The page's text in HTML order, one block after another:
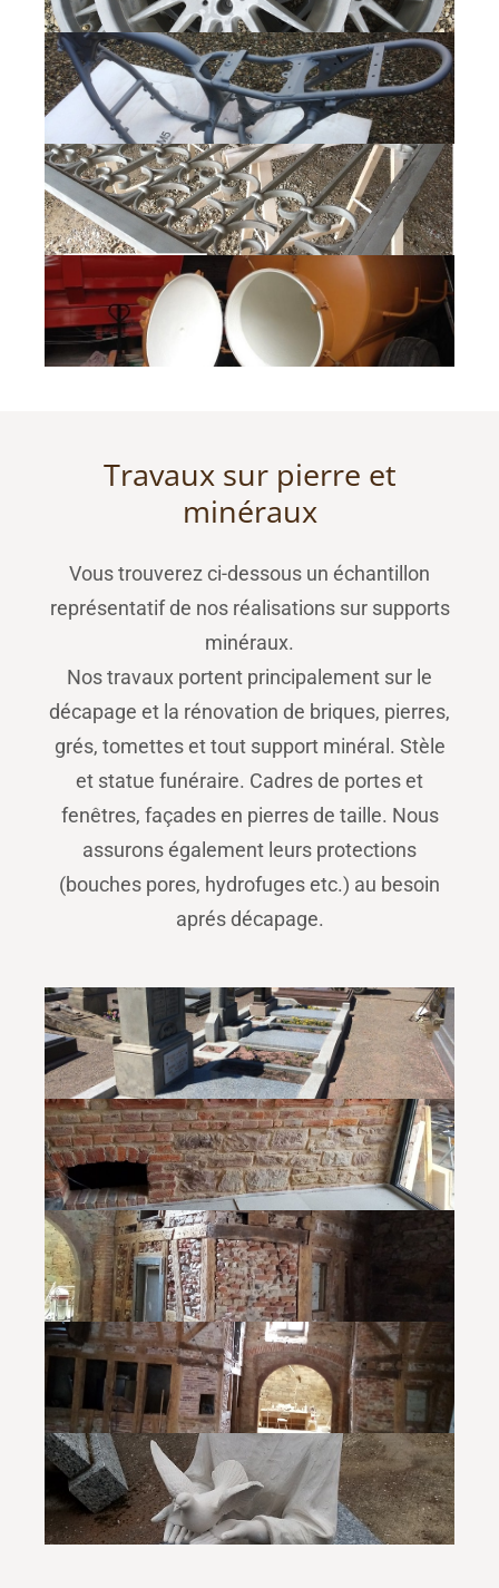
Travaux sur pierre et
minéraux
Vous trouverez ci-dessous un échantillon
représentatif de nos réalisations sur supports
minéraux.
Nos travaux portent principalement sur le
décapage et la rénovation de briques, pierres,
grés, tomettes et tout support minéral. Stèle
et statue funéraire. Cadres de portes et
fenêtres, façades en pierres de taille. Nous
assurons également leurs protections
(bouches pores, hydrofuges etc.) au besoin
aprés décapage.